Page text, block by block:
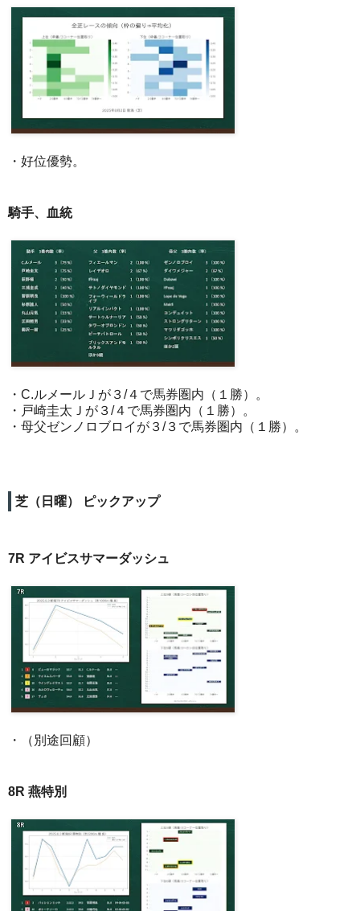
・好位優勢。
騎手、血統
・C.ルメールＪが３/４で馬券圏内（１勝）。
・戸崎圭太Ｊが３/４で馬券圏内（１勝）。
・母父ゼンノロブロイが３/３で馬券圏内（１勝）。
芝（日曜） ピックアップ
7R アイビスサマーダッシュ
・（別途回顧）
8R 燕特別